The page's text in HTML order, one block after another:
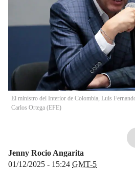
El ministro del Interior de Colombia, Luis
Carlos Ortega (EFE)
Jenny Rocio Angarita
01/12/2025 - 15:24 GMT-5